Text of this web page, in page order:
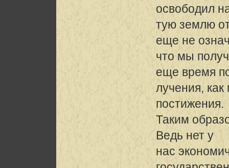
освободил
тую землю
еще не
что мы
еще время
лучения,
постижения.
Таким
Ведь нет у
нас